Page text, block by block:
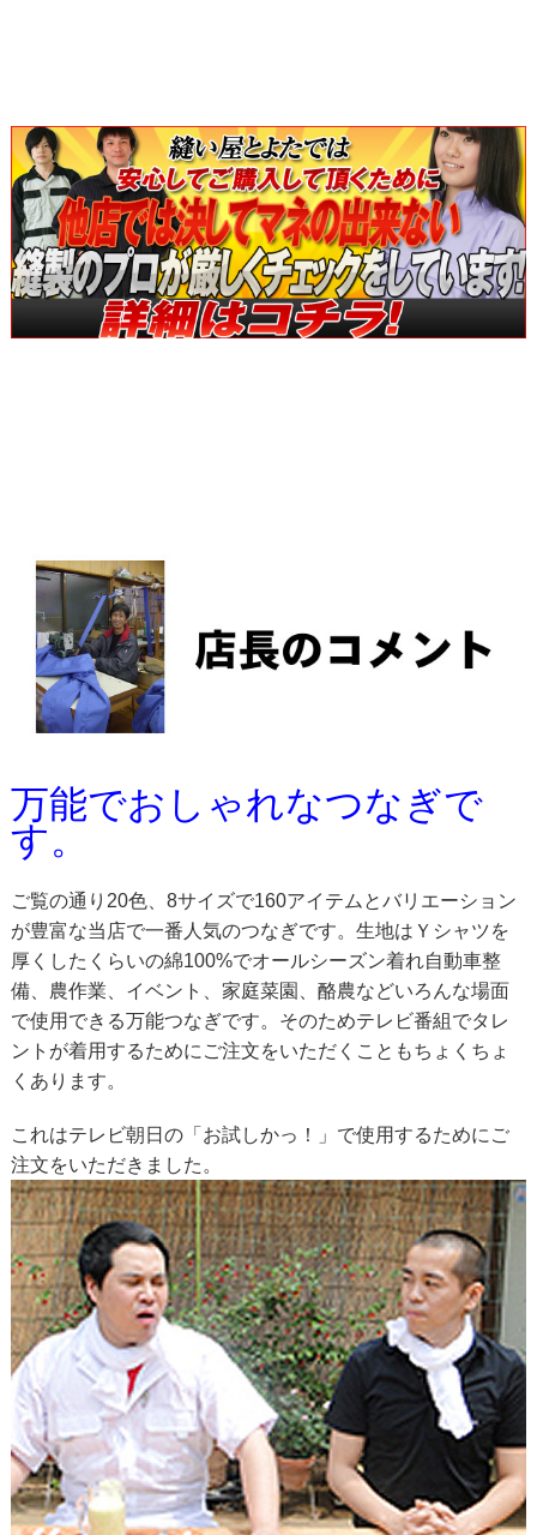
万能でおしゃれなつなぎで
す。
ご覧の通り20色、8サイズで160アイテムとバリエーション
が豊富な当店で一番人気のつなぎです。生地はＹシャツを
厚くしたくらいの綿100%でオールシーズン着れ自動車整
備、農作業、イベント、家庭菜園、酪農などいろんな場面
で使用できる万能つなぎです。そのためテレビ番組でタレ
ントが着用するためにご注文をいただくこともちょくちょ
くあります。
これはテレビ朝日の「お試しかっ！」で使用するためにご
注文をいただきました。